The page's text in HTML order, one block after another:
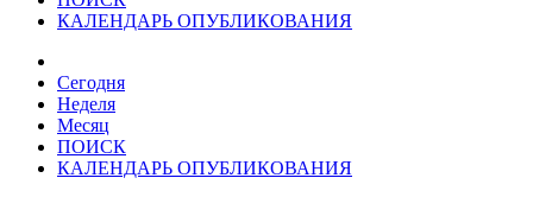
КАЛЕНДАРЬ ОПУБЛИКОВАНИЯ
Сегодня
Неделя
Месяц
ПОИСК
КАЛЕНДАРЬ ОПУБЛИКОВАНИЯ